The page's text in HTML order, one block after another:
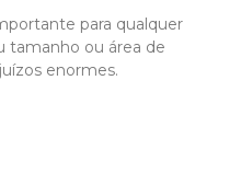
para qualquer
tamanho ou área de
enormes.